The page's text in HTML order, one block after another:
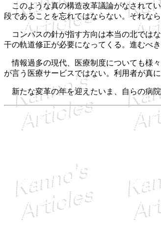
このような真の構造改革議論がなされて
段であることを忘れてはならない。それな
コンパスの針が指す方向は本当の北では
干の軌道修正が必要になってくる。進むべ
情報過多の現代、医療制度についても様
が言う医療サービスではない。利用者が真
新たな変革の年を迎えたいま、自らの病